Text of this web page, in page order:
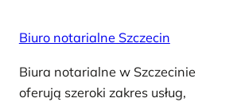
Biuro notarialne Szczecin
Biura notarialne w Szczecinie
oferują szeroki zakres usług,